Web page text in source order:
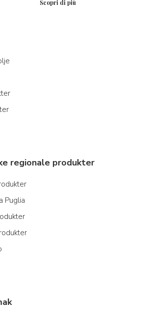
Scopri di più
regionale produkter
Puglia